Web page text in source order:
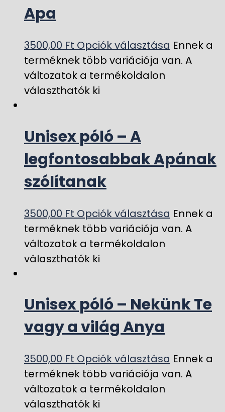
Apa
3500,00 Ft Opciók választása Ennek a
terméknek több variációja van. A
változatok a termékoldalon
választhatók ki
Unisex póló – A
legfontosabbak Apának
szólítanak
3500,00 Ft Opciók választása Ennek a
terméknek több variációja van. A
változatok a termékoldalon
választhatók ki
Unisex póló – Nekünk Te
vagy a világ Anya
3500,00 Ft Opciók választása Ennek a
terméknek több variációja van. A
változatok a termékoldalon
választhatók ki